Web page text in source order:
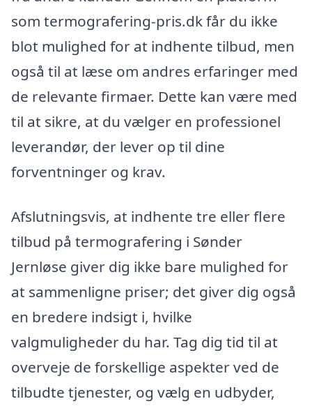
som termografering-pris.dk får du ikke
blot mulighed for at indhente tilbud, men
også til at læse om andres erfaringer med
de relevante firmaer. Dette kan være med
til at sikre, at du vælger en professionel
leverandør, der lever op til dine
forventninger og krav.
Afslutningsvis, at indhente tre eller flere
tilbud på termografering i Sønder
Jernløse giver dig ikke bare mulighed for
at sammenligne priser; det giver dig også
en bredere indsigt i, hvilke
valgmuligheder du har. Tag dig tid til at
overveje de forskellige aspekter ved de
tilbudte tjenester, og vælg en udbyder,